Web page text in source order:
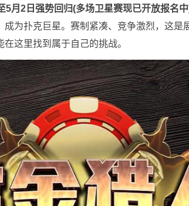
5月2日强势回归(多场卫星赛现已开放报名中)
成为扑克巨星。赛制紧凑、竞争激烈，这是
这里找到属于自己的挑战。